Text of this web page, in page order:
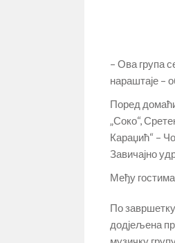
– Ова група
нараштаје –
Поред
„Соко“,
Караџић“ –
Завичајно
Међу
По
додјељена